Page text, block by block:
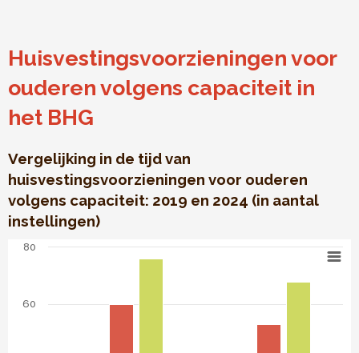
Huisvestingsvoorzieningen voor
ouderen volgens capaciteit in
het BHG
Vergelijking in de tijd van
huisvestingsvoorzieningen voor ouderen
volgens capaciteit: 2019 en 2024 (in aantal
instellingen)
Huisvestingsvoorzieningen voor ouderen volgens
Bar chart with 3 data series.
Vergelijking in de tijd van huisvestingsvoorzieningen
The chart has 1 X axis displaying categories.
60
80